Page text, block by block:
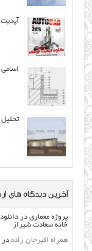
آپدیت اتوکد
آخرین دیدگاه های
پروژه معماری در
خانه سعادت شیراز
همراه اکبرخان زاده در